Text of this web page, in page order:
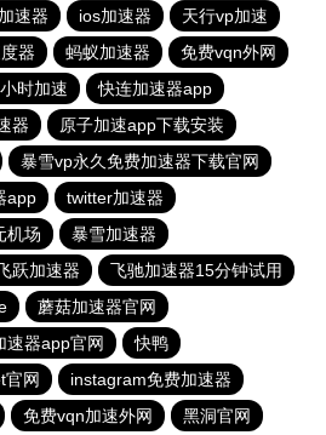
速器 ios加速器
天行vp加速
器 蚂蚁加速器
免费vqn外网
时加速
快连加速器app
器
原子加速app下载安装
暴雪vp永久免费加速器下载官网
app
twitter加速器
机场
暴雪加速器
跃加速器
飞驰加速器15分钟试用
蘑菇加速器官网
速器app官网
快鸭
官网
instagram免费加速器
免费vqn加速外网 黑洞官网